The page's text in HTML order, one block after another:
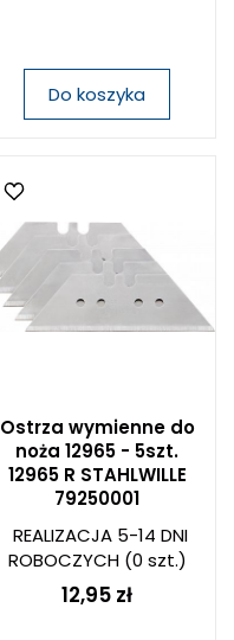
Do koszyka
Ostrza wymienne do
noża 12965 - 5szt.
12965 R STAHLWILLE
79250001
REALIZACJA 5-14 DNI
ROBOCZYCH(0 szt.)
12,95 zł